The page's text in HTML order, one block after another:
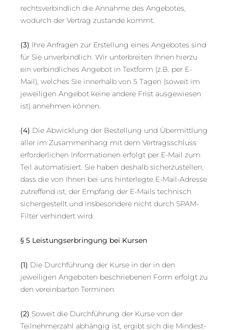
rechtsverbindlich die Annahme des Angebotes,
wodurch der Vertrag zustande kommt.
(3) Ihre Anfragen zur Erstellung eines Angebotes sind
für Sie unverbindlich. Wir unterbreiten Ihnen hierzu
ein verbindliches Angebot in Textform (z.B. per E-
Mail), welches Sie innerhalb von 5 Tagen (soweit im
jeweiligen Angebot keine andere Frist ausgewiesen
ist) annehmen können.
(4) Die Abwicklung der Bestellung und Übermittlung
aller im Zusammenhang mit dem Vertragsschluss
erforderlichen Informationen erfolgt per E-Mail zum
Teil automatisiert. Sie haben deshalb sicherzustellen,
dass die von Ihnen bei uns hinterlegte E-Mail-Adresse
zutreffend ist, der Empfang der E-Mails technisch
sichergestellt und insbesondere nicht durch SPAM-
Filter verhindert wird.
§ 5 Leistungserbringung bei Kursen
(1) Die Durchführung der Kurse in der in den
jeweiligen Angeboten beschriebenen Form erfolgt zu
den vereinbarten Terminen.
(2) Soweit die Durchführung der Kurse von der
Teilnehmerzahl abhängig ist, ergibt sich die Mindest-